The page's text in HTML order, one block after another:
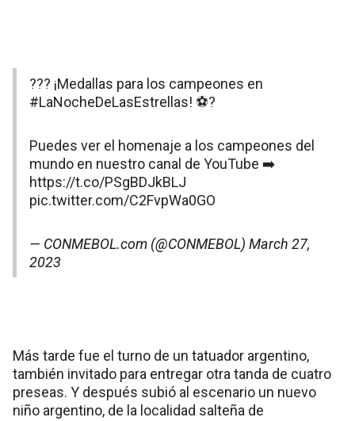
??? ¡Medallas para los campeones en
#LaNocheDeLasEstrellas! ⚽?
Puedes ver el homenaje a los campeones del
mundo en nuestro canal de YouTube ➡️
https://t.co/PSgBDJkBLJ
pic.twitter.com/C2FvpWa0GO
— CONMEBOL.com (@CONMEBOL) March 27,
2023
Más tarde fue el turno de un tatuador argentino,
también invitado para entregar otra tanda de cuatro
preseas. Y después subió al escenario un nuevo
niño argentino, de la localidad salteña de